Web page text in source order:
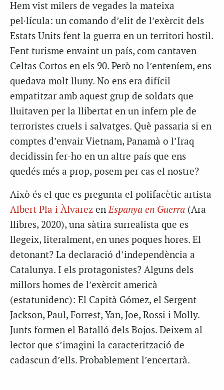
Hem vist milers de vegades la mateixa
pel·lícula: un comando d’elit de l’exèrcit dels
Estats Units fent la guerra en un territori hostil.
Fent turisme envaint un país, com cantaven
Celtas Cortos en els 90. Però no l’enteníem, ens
quedava molt lluny. No ens era difícil
empatitzar amb aquest grup de soldats que
lluitaven per la llibertat en un infern ple de
terroristes cruels i salvatges. Què passaria si en
comptes d’envair Vietnam, Panamà o l’Iraq
decidissin fer-ho en un altre país que ens
quedés més a prop, posem per cas el nostre?
Això és el que es pregunta el polifacètic artista
Albert Pla i Àlvarez enEspanya en Guerra (Ara
llibres, 2020), una sàtira surrealista que es
llegeix, literalment, en unes poques hores. El
detonant? La declaració d’independència a
Catalunya. I els protagonistes? Alguns dels
millors homes de l’exèrcit americà
(estatunidenc): El Capità Gómez, el Sergent
Jackson, Paul, Forrest, Yan, Joe, Rossi i Molly.
Junts formen el Batalló dels Bojos. Deixem al
lector que s’imagini la caracterització de
cadascun d’ells. Probablement l’encertarà.